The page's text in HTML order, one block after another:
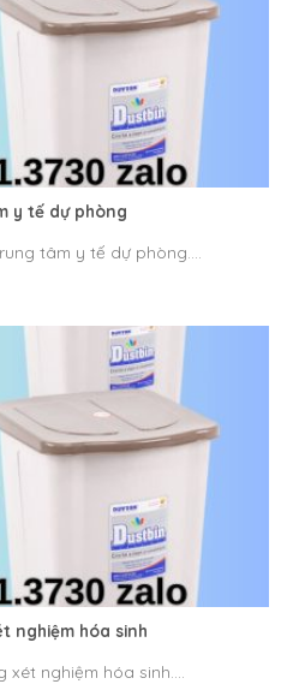
y tế dự phòng
tâm y tế dự phòng....
nghiệm hóa sinh
nghiệm hóa sinh....